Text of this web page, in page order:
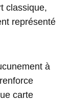
classique,
représenté
à
carte